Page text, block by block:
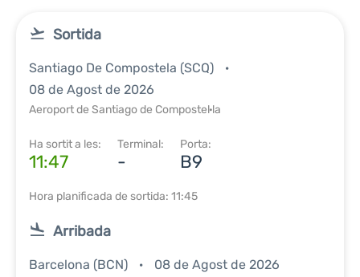
Sortida
Santiago De Compostela (SCQ)
08 de Agost de 2026
Aeroport de Santiago de Compostel·la
Ha sortit a les:
11:47
Terminal:
-
Porta:
B9
Hora planificada de sortida: 11:45
Arribada
Barcelona (BCN) 08 de Agost de 2026